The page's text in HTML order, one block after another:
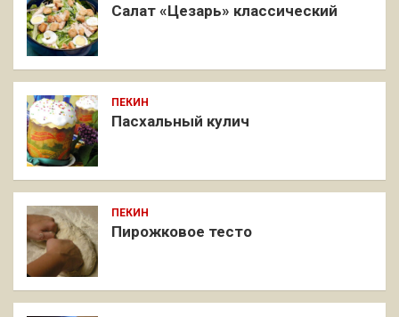
Салат «Цезарь» классический
ПЕКИН
Пасхальный кулич
ПЕКИН
Пирожковое тесто